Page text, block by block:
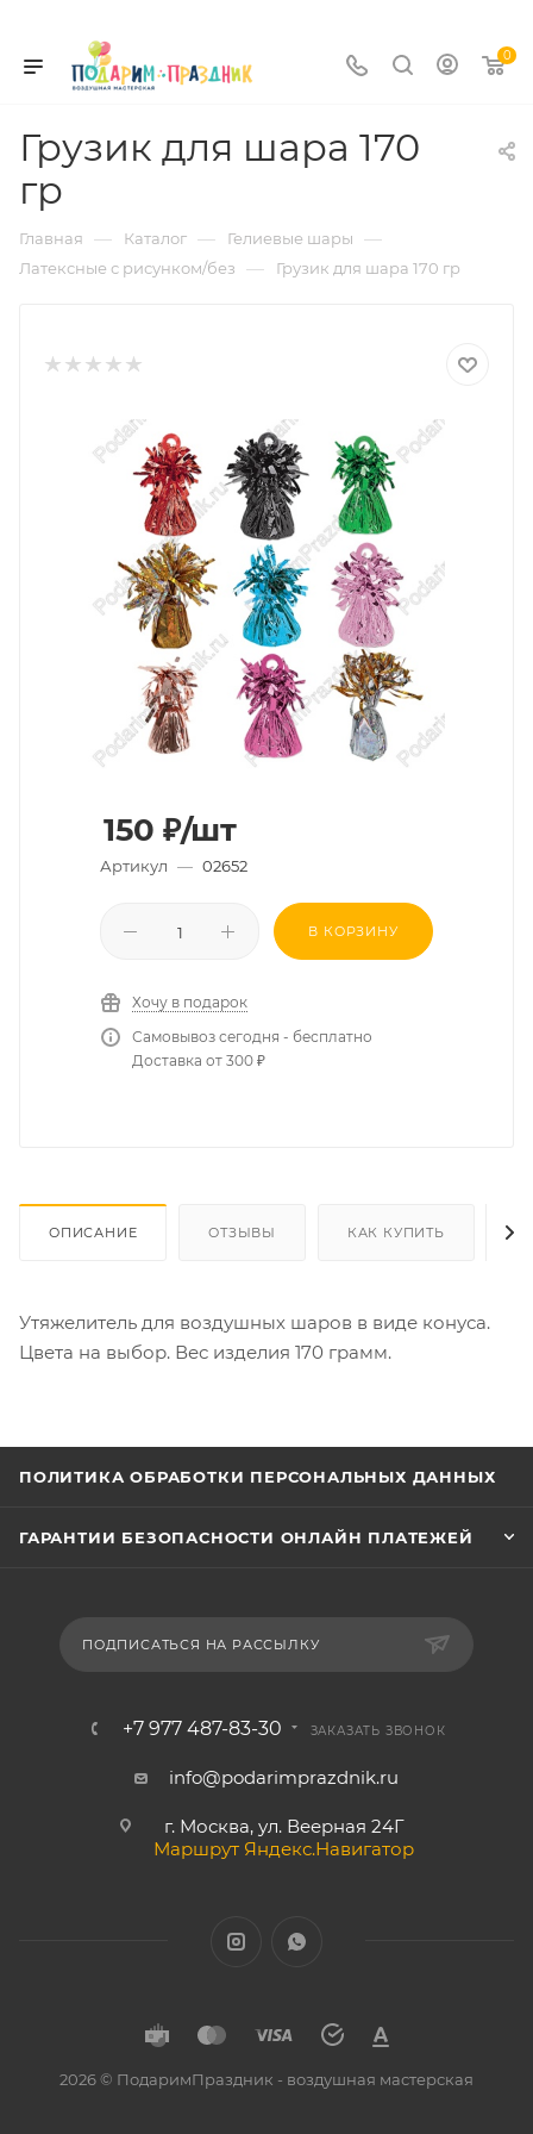
0
Грузик для шара 170
гр
Главная — Каталог — Гелиевые шары —
Латексные с рисунком/без — Грузик для шара 170 гр
150 ₽/шт
Артикул — 02652
В КОРЗИНУ
Хочу в подарок
Самовывоз сегодня - бесплатно
Доставка от 300 ₽
ОПИСАНИЕ ОТЗЫВЫ КАК КУПИТЬ
Утяжелитель для воздушных шаров в виде конуса.
Цвета на выбор. Вес изделия 170 грамм.
ПОЛИТИКА ОБРАБОТКИ ПЕРСОНАЛЬНЫХ ДАННЫХ
ГАРАНТИИ БЕЗОПАСНОСТИ ОНЛАЙН ПЛАТЕЖЕЙ
ПОДПИСАТЬСЯ НА РАССЫЛКУ
+7 977 487-83-30 ЗАКАЗАТЬ ЗВОНОК
info@podarimprazdnik.ru
г. Москва, ул. Веерная 24Г
Маршрут Яндекс.Навигатор
2026 © ПодаримПраздник - воздушная мастерская